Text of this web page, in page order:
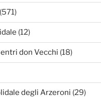
(571)
(12)
don Vecchi (18)
degli Arzeroni (29)